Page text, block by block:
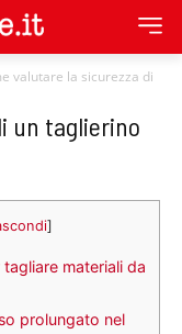
valutare la sicurezza di
un taglierino
]
materiali da
prolungato nel